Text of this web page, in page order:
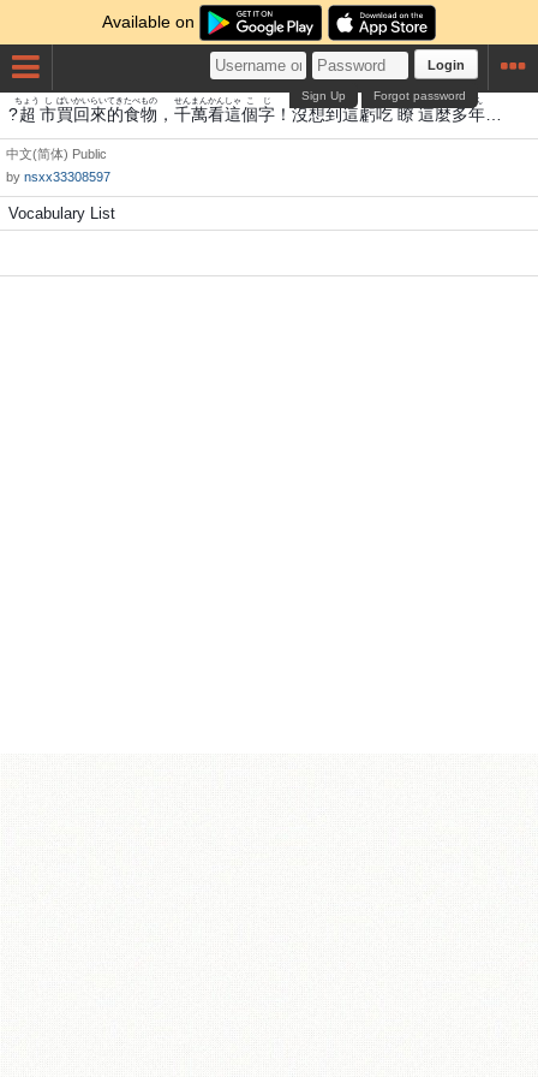
Available on
Login
Forgot password
Sign Up
?超
ちょう
市
し
買
ばい
回
かい
來
らい
的
てき
食物
たべもの
， 千萬
せんまん
看
かん
這
しゃ
個
こ
字
じ
！沒
ぼつ
想
そう
到
とう
這
しゃ
虧吃
きつ
瞭
りょう
這
しゃ
麼
ま
多年
たねん
中文(简体) Public
by nsxx33308597
Vocabulary List